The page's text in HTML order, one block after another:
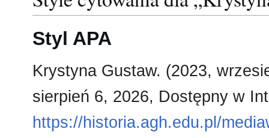
Styl APA
Krystyna Gustaw. (2023,
sierpień 6, 2026, Dostępny w
https://historia.agh.edu.pl/